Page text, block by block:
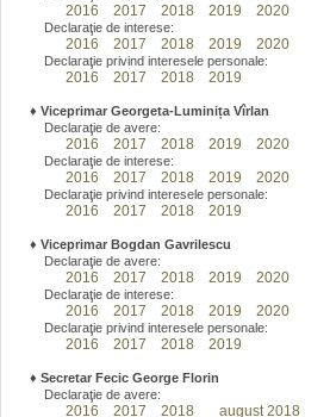
2016 2017 2018 2019 2020
Declaraţie de interese:
2016 2017 2018 2019 2020
Declaraţie privind interesele personale:
2016 2017 2018 2019
♦ Viceprimar Georgeta-Luminița Vîrlan
Declaraţie de avere:
2016 2017 2018 2019 2020
Declaraţie de interese:
2016 2017 2018 2019 2020
Declaraţie privind interesele personale:
2016 2017 2018 2019
♦ Viceprimar Bogdan Gavrilescu
Declaraţie de avere:
2016 2017 2018 2019 2020
Declaraţie de interese:
2016 2017 2018 2019 2020
Declaraţie privind interesele personale:
2016 2017 2018 2019
♦ Secretar Fecic George Florin
Declaraţie de avere:
2016 2017 2018 august 2018